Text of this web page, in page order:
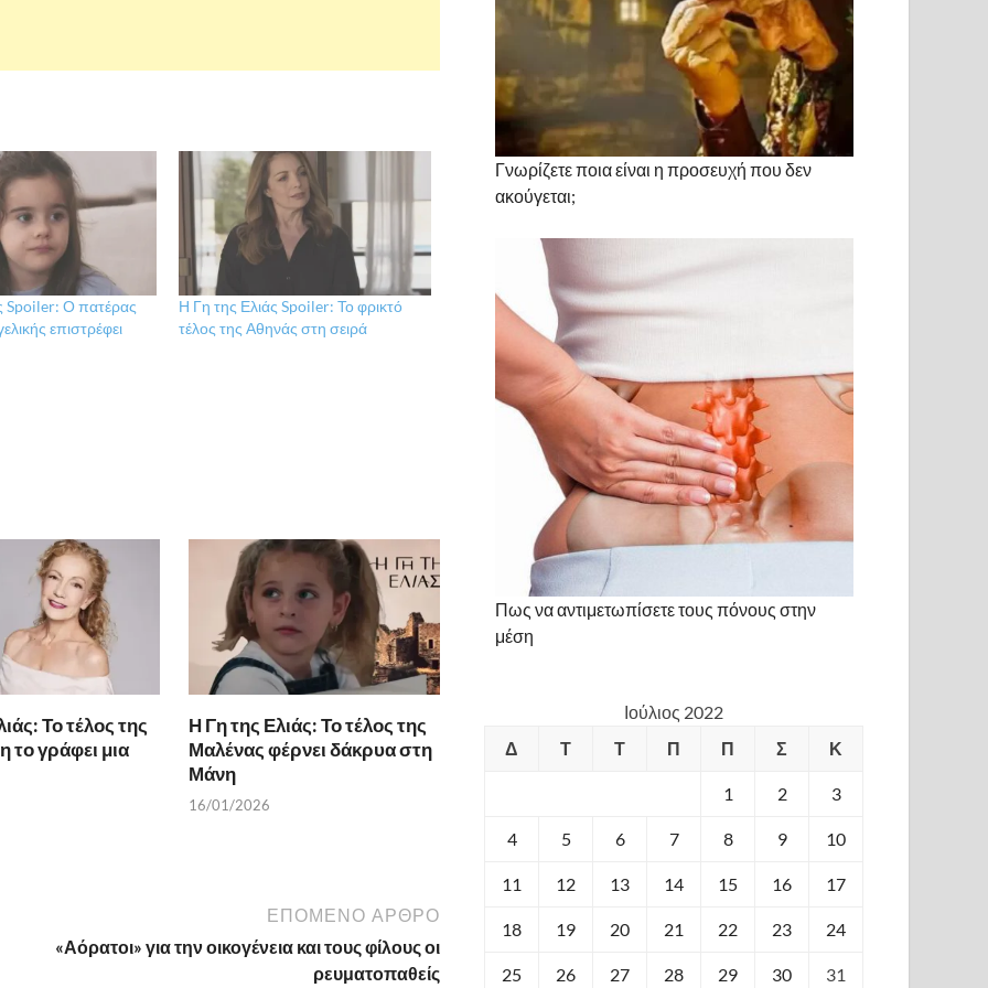
Spoiler: Ο πατέρας
επιστρέφει
Η Γη της Ελιάς Spoiler: Το φρικτό
τέλος της Αθηνάς στη σειρά
Το τέλος της
το γράφει μια
Η Γη της Ελιάς: Το τέλος της
Μαλένας φέρνει δάκρυα στη
Μάνη
16/01/2026
ΕΠΌΜΕΝΟ ΆΡΘΡΟ
«Αόρατοι» για την οικογένεια και τους φίλους οι
ρευματοπαθείς
Γνωρίζετε ποια είναι η προσευχή που δεν
ακούγεται;
Πως να αντιμετωπίσετε τους πόνους στην
μέση
Ιούλιος 2022
Δ
Τ Τ Π Π Σ Κ
1 2 3
4 5 6 7 8 9 10
11 12 13 14 15 16 17
18 19 20 21 22 23 24
25 26 27 28 29 30 31